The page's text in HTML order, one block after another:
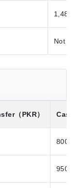
Not
（PKR）
800
950